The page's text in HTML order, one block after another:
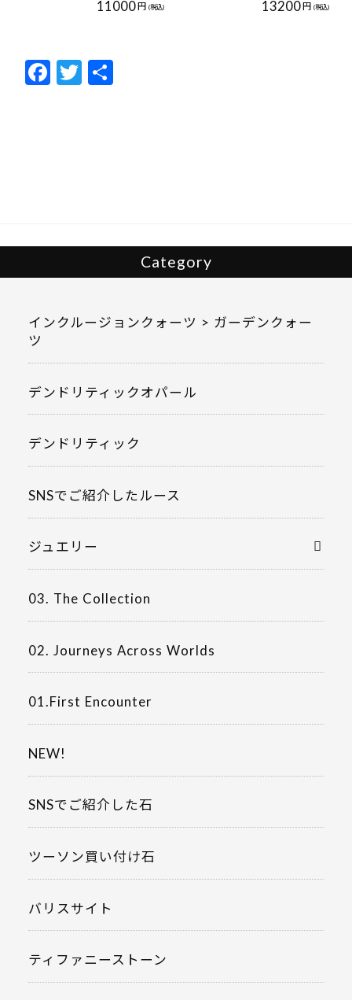
11000円 (税込) 13200円 (税込)
F
ac
T
w
Category
インクルージョンクォーツ > ガーデンクォー
ツ
デンドリティックオパール
デンドリティック
SNSでご紹介したルース
ジュエリー
03. The Collection
02. Journeys Across Worlds
01.First Encounter
NEW!
SNSでご紹介した石
ツーソン買い付け石
バリスサイト
ティファニーストーン